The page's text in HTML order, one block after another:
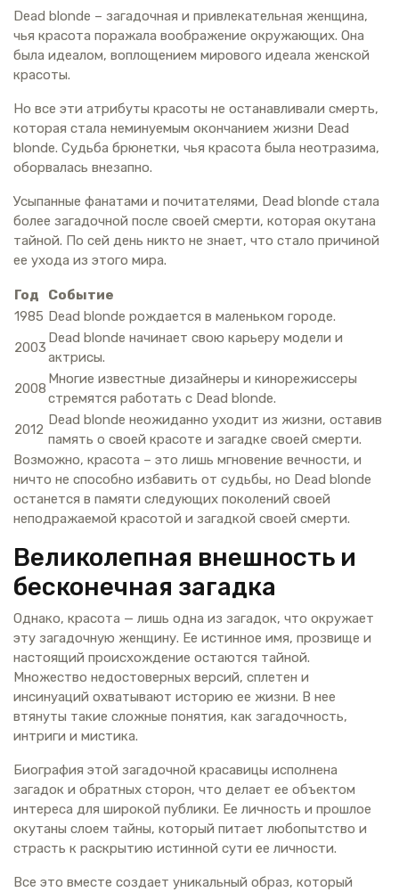
Dead blonde – загадочная и привлекательная женщина,
чья красота поражала воображение окружающих. Она
была идеалом, воплощением мирового идеала женской
красоты.
Но все эти атрибуты красоты не останавливали смерть,
которая стала неминуемым окончанием жизни Dead
blonde. Судьба брюнетки, чья красота была неотразима,
оборвалась внезапно.
Усыпанные фанатами и почитателями, Dead blonde стала
более загадочной после своей смерти, которая окутана
тайной. По сей день никто не знает, что стало причиной
ее ухода из этого мира.
Год
Событие
1985 Dead blonde рождается в маленьком городе.
2003
Dead blonde начинает свою карьеру модели и
актрисы.
2008
Многие известные дизайнеры и кинорежиссеры
стремятся работать с Dead blonde.
2012
Dead blonde неожиданно уходит из жизни, оставив
память о своей красоте и загадке своей смерти.
Возможно, красота – это лишь мгновение вечности, и
ничто не способно избавить от судьбы, но Dead blonde
останется в памяти следующих поколений своей
неподражаемой красотой и загадкой своей смерти.
Великолепная внешность и
бесконечная загадка
Однако, красота — лишь одна из загадок, что окружает
эту загадочную женщину. Ее истинное имя, прозвище и
настоящий происхождение остаются тайной.
Множество недостоверных версий, сплетен и
инсинуаций охватывают историю ее жизни. В нее
втянуты такие сложные понятия, как загадочность,
интриги и мистика.
Биография этой загадочной красавицы исполнена
загадок и обратных сторон, что делает ее объектом
интереса для широкой публики. Ее личность и прошлое
окутаны слоем тайны, который питает любопытство и
страсть к раскрытию истинной сути ее личности.
Все это вместе создает уникальный образ, который